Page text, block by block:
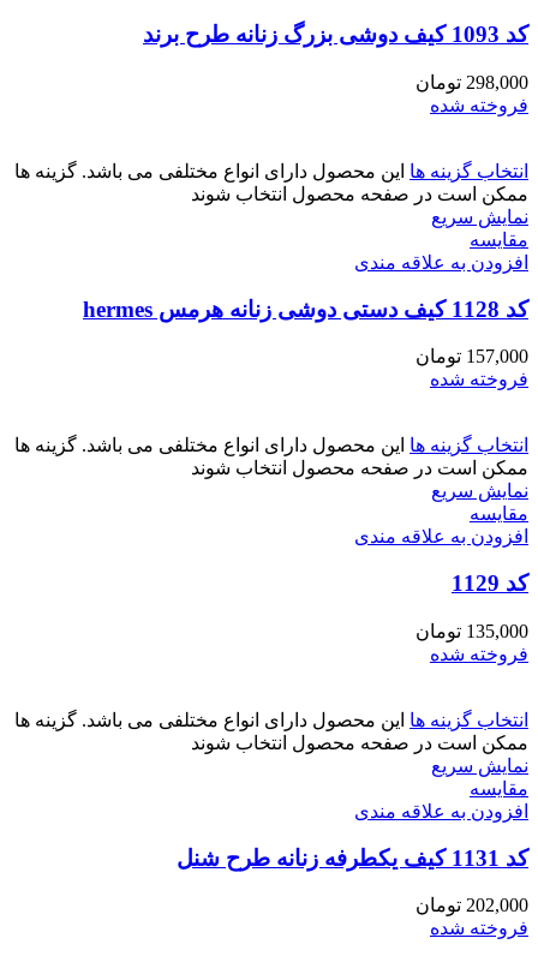
کد 1093 کیف دوشی بزرگ زنانه طرح برند
298,000 تومان
فروخته شده
انتخاب گزینه ها این محصول دارای انواع مختلفی می باشد. گزینه ها
ممکن است در صفحه محصول انتخاب شوند
نمایش سریع
مقايسه
افزودن به علاقه مندی
کد 1128 کیف دستی دوشی زنانه هرمس hermes
157,000 تومان
فروخته شده
انتخاب گزینه ها این محصول دارای انواع مختلفی می باشد. گزینه ها
ممکن است در صفحه محصول انتخاب شوند
نمایش سریع
مقايسه
افزودن به علاقه مندی
کد 1129
135,000 تومان
فروخته شده
انتخاب گزینه ها این محصول دارای انواع مختلفی می باشد. گزینه ها
ممکن است در صفحه محصول انتخاب شوند
نمایش سریع
مقايسه
افزودن به علاقه مندی
کد 1131 کیف یکطرفه زنانه طرح شنل
202,000 تومان
فروخته شده